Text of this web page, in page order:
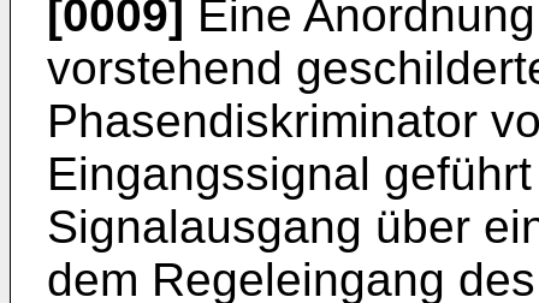
[0009] Eine
vorstehend
Phasendiskriminator
Eingangssignal
Signalausgang über
dem Regeleingang